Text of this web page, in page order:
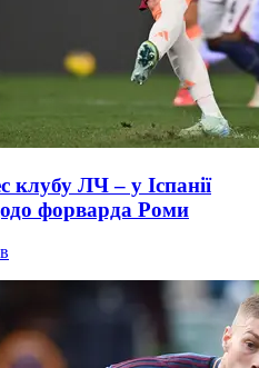
клубу ЛЧ – у Іспанії
форварда Роми